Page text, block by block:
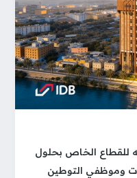
للقطاع الخاص بحلول
وموظفي التوطين